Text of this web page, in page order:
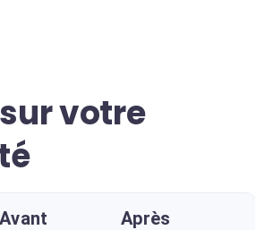
votre
Avant Après